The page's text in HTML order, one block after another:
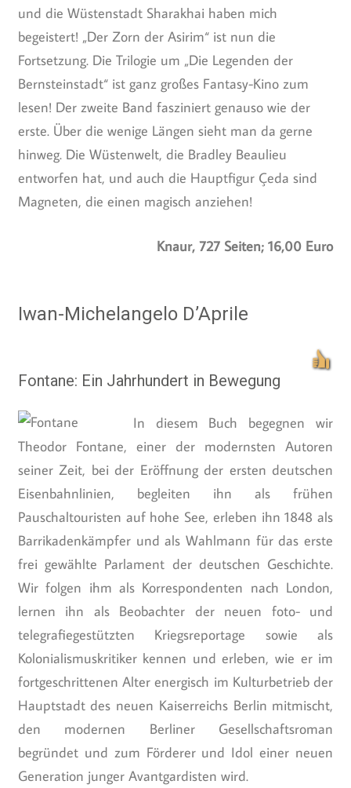
und die Wüstenstadt Sharakhai haben mich
begeistert! „Der Zorn der Asirim“ ist nun die
Fortsetzung. Die Trilogie um „Die Legenden der
Bernsteinstadt“ ist ganz großes Fantasy-Kino zum
lesen! Der zweite Band fasziniert genauso wie der
erste. Über die wenige Längen sieht man da gerne
hinweg. Die Wüstenwelt, die Bradley Beaulieu
entworfen hat, und auch die Hauptfigur Çeda sind
Magneten, die einen magisch anziehen!
Knaur, 727 Seiten; 16,00 Euro
Iwan-Michelangelo D’Aprile
Fontane: Ein Jahrhundert in Bewegung
In diesem Buch begegnen wir
Theodor Fontane, einer der modernsten Autoren
seiner Zeit, bei der Eröffnung der ersten deutschen
Eisenbahnlinien, begleiten ihn als frühen
Pauschaltouristen auf hohe See, erleben ihn 1848 als
Barrikadenkämpfer und als Wahlmann für das erste
frei gewählte Parlament der deutschen Geschichte.
Wir folgen ihm als Korrespondenten nach London,
lernen ihn als Beobachter der neuen foto- und
telegrafiegestützten Kriegsreportage sowie als
Kolonialismuskritiker kennen und erleben, wie er im
fortgeschrittenen Alter energisch im Kulturbetrieb der
Hauptstadt des neuen Kaiserreichs Berlin mitmischt,
den modernen Berliner Gesellschaftsroman
begründet und zum Förderer und Idol einer neuen
Generation junger Avantgardisten wird.